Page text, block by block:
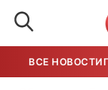
ВСЕ НОВОСТИ